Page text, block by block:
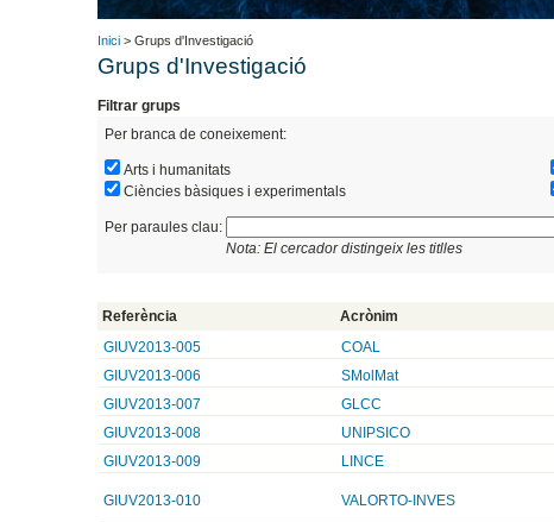
Inici > Grups d'Investigació
Grups d'Investigació
Filtrar grups
Per branca de coneixement:
Arts i humanitats
Ciències bàsiques i experimentals
Per paraules clau:
Nota: El cercador distingeix les titlles
Referència Acrònim
GIUV2013-005
COAL
GIUV2013-006
SMolMat
GIUV2013-007
GLCC
GIUV2013-008
UNIPSICO
GIUV2013-009
LINCE
GIUV2013-010 VALORTO-INVES